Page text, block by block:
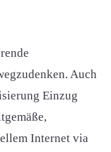
Auch
Einzug
Internet via